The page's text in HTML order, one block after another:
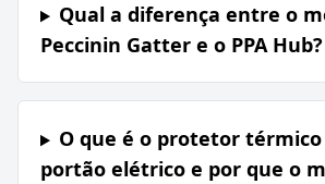
Qual a diferença entre o
Peccinin Gatter e o PPA Hub?
O que é o protetor
portão elétrico e por que o